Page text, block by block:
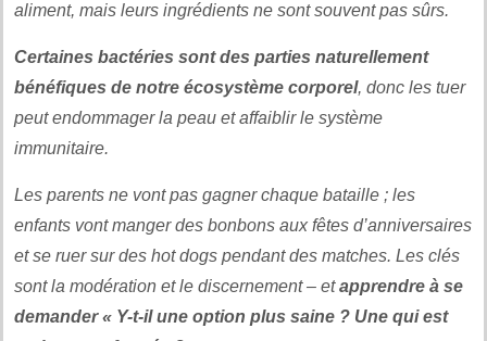
aliment, mais leurs ingrédients ne sont souvent pas sûrs.
Certaines bactéries sont des parties naturellement
bénéfiques de notre écosystème corporel, donc les tuer
peut endommager la peau et affaiblir le système
immunitaire.
Les parents ne vont pas gagner chaque bataille ; les
enfants vont manger des bonbons aux fêtes d’anniversaires
et se ruer sur des hot dogs pendant des matches. Les clés
sont la modération et le discernement – etapprendre à se
demander « Y-t-il une option plus saine ? Une qui est